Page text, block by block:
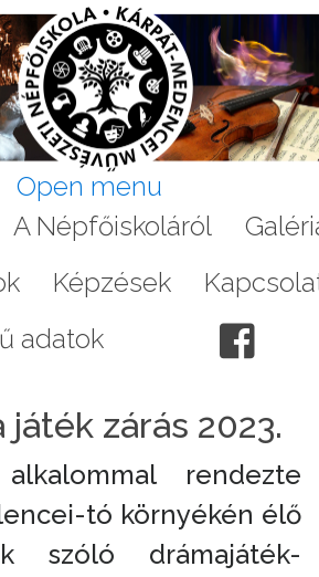
Open menu
A Népfőiskoláról
Képzések
adatok
játék zárás 2023.
rendezte
tó környékén élő
szóló drámajáték-